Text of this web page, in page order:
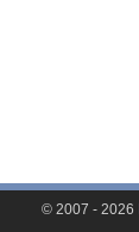
© 2007 - 2026